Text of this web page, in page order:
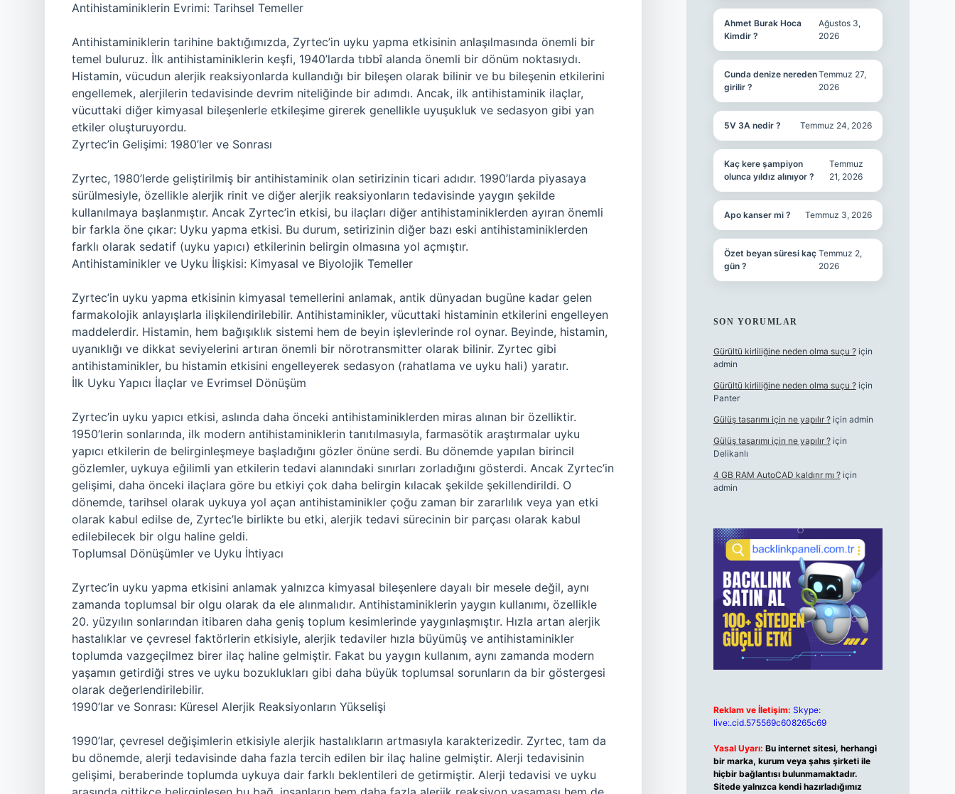
Antihistaminiklerin Evrimi: Tarihsel Temeller
Antihistaminiklerin tarihine baktığımızda, Zyrtec’in uyku yapma etkisinin anlaşılmasında önemli bir
temel buluruz. İlk antihistaminiklerin keşfi, 1940’larda tıbbî alanda önemli bir dönüm noktasıydı.
Histamin, vücudun alerjik reaksiyonlarda kullandığı bir bileşen olarak bilinir ve bu bileşenin etkilerini
engellemek, alerjilerin tedavisinde devrim niteliğinde bir adımdı. Ancak, ilk antihistaminik ilaçlar,
vücuttaki diğer kimyasal bileşenlerle etkileşime girerek genellikle uyuşukluk ve sedasyon gibi yan
etkiler oluşturuyordu.
Zyrtec’in Gelişimi: 1980’ler ve Sonrası
Zyrtec, 1980’lerde geliştirilmiş bir antihistaminik olan setirizinin ticari adıdır. 1990’larda piyasaya
sürülmesiyle, özellikle alerjik rinit ve diğer alerjik reaksiyonların tedavisinde yaygın şekilde
kullanılmaya başlanmıştır. Ancak Zyrtec’in etkisi, bu ilaçları diğer antihistaminiklerden ayıran önemli
bir farkla öne çıkar: Uyku yapma etkisi. Bu durum, setirizinin diğer bazı eski antihistaminiklerden
farklı olarak sedatif (uyku yapıcı) etkilerinin belirgin olmasına yol açmıştır.
Antihistaminikler ve Uyku İlişkisi: Kimyasal ve Biyolojik Temeller
Zyrtec’in uyku yapma etkisinin kimyasal temellerini anlamak, antik dünyadan bugüne kadar gelen
farmakolojik anlayışlarla ilişkilendirilebilir. Antihistaminikler, vücuttaki histaminin etkilerini engelleyen
maddelerdir. Histamin, hem bağışıklık sistemi hem de beyin işlevlerinde rol oynar. Beyinde, histamin,
uyanıklığı ve dikkat seviyelerini artıran önemli bir nörotransmitter olarak bilinir. Zyrtec gibi
antihistaminikler, bu histamin etkisini engelleyerek sedasyon (rahatlama ve uyku hali) yaratır.
İlk Uyku Yapıcı İlaçlar ve Evrimsel Dönüşüm
Zyrtec’in uyku yapıcı etkisi, aslında daha önceki antihistaminiklerden miras alınan bir özelliktir.
1950’lerin sonlarında, ilk modern antihistaminiklerin tanıtılmasıyla, farmasötik araştırmalar uyku
yapıcı etkilerin de belirginleşmeye başladığını gözler önüne serdi. Bu dönemde yapılan birincil
gözlemler, uykuya eğilimli yan etkilerin tedavi alanındaki sınırları zorladığını gösterdi. Ancak Zyrtec’in
gelişimi, daha önceki ilaçlara göre bu etkiyi çok daha belirgin kılacak şekilde şekillendirildi. O
dönemde, tarihsel olarak uykuya yol açan antihistaminikler çoğu zaman bir zararlılık veya yan etki
olarak kabul edilse de, Zyrtec’le birlikte bu etki, alerjik tedavi sürecinin bir parçası olarak kabul
edilebilecek bir olgu haline geldi.
Toplumsal Dönüşümler ve Uyku İhtiyacı
Zyrtec’in uyku yapma etkisini anlamak yalnızca kimyasal bileşenlere dayalı bir mesele değil, aynı
zamanda toplumsal bir olgu olarak da ele alınmalıdır. Antihistaminiklerin yaygın kullanımı, özellikle
20. yüzyılın sonlarından itibaren daha geniş toplum kesimlerinde yaygınlaşmıştır. Hızla artan alerjik
hastalıklar ve çevresel faktörlerin etkisiyle, alerjik tedaviler hızla büyümüş ve antihistaminikler
toplumda vazgeçilmez birer ilaç haline gelmiştir. Fakat bu yaygın kullanım, aynı zamanda modern
yaşamın getirdiği stres ve uyku bozuklukları gibi daha büyük toplumsal sorunların da bir göstergesi
olarak değerlendirilebilir.
1990’lar ve Sonrası: Küresel Alerjik Reaksiyonların Yükselişi
1990’lar, çevresel değişimlerin etkisiyle alerjik hastalıkların artmasıyla karakterizedir. Zyrtec, tam da
bu dönemde, alerji tedavisinde daha fazla tercih edilen bir ilaç haline gelmiştir. Alerji tedavisinin
gelişimi, beraberinde toplumda uykuya dair farklı beklentileri de getirmiştir. Alerji tedavisi ve uyku
Ahmet Burak Hoca
Kimdir ?
Ağustos 3,
2026
Cunda denize nereden
girilir ?
Temmuz 27,
2026
5V 3A nedir ? Temmuz 24, 2026
Kaç kere şampiyon
olunca yıldız alınıyor ?
Temmuz
21, 2026
Apo kanser mi ? Temmuz 3, 2026
Özet beyan süresi kaç
gün ?
Temmuz 2,
2026
SON YORUMLAR
Gürültü kirliliğine neden olma suçu ?için
admin
Gürültü kirliliğine neden olma suçu ?için
Panter
Gülüş tasarımı için ne yapılır ?için admin
Gülüş tasarımı için ne yapılır ?için
Delikanlı
4 GB RAM AutoCAD kaldırır mı ?için
admin
Reklam ve İletişim: Skype:
live:.cid.575569c608265c69
Yasal Uyarı: Bu internet sitesi, herhangi
bir marka, kurum veya şahıs şirketi ile
hiçbir bağlantısı bulunmamaktadır.
Sitede yalnızca kendi hazırladığımız